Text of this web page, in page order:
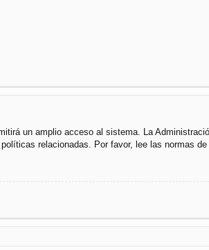
un amplio acceso al sistema. La
relacionadas. Por favor, lee las normas